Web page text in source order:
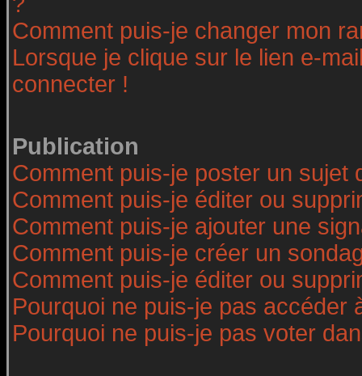
Comment puis-je changer mon
Lorsque je clique sur le lien e-
connecter !
Publication
Comment puis-je poster un sujet
Comment puis-je éditer ou
Comment puis-je ajouter une
Comment puis-je créer un
Comment puis-je éditer ou
Pourquoi ne puis-je pas accéder
Pourquoi ne puis-je pas voter